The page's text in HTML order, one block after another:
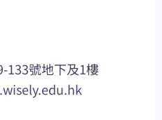
133號地下及1樓